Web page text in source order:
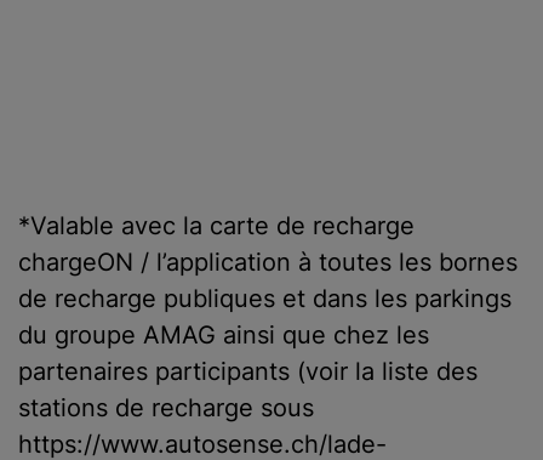
*Valable avec la carte de recharge
chargeON / l’application à toutes les bornes
de recharge publiques et dans les parkings
du groupe AMAG ainsi que chez les
partenaires participants (voir la liste des
stations de recharge sous
https://www.autosense.ch/lade-